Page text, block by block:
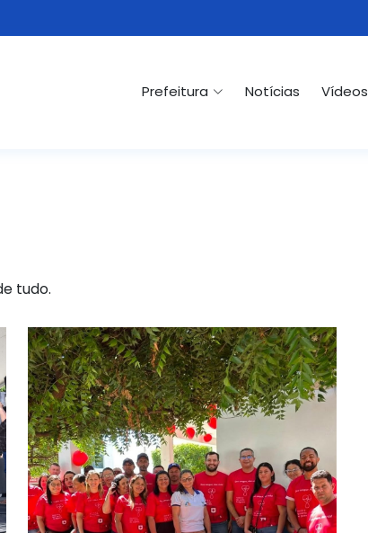
Prefeitura Notícias Vídeos
tudo.